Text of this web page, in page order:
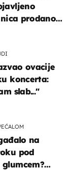
prodano
ovacije
koncerta:
slab..."
na
pod